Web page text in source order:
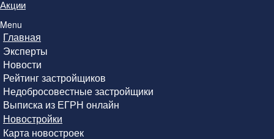
Акции
Menu
Главная
Эксперты
Новости
Рейтинг застройщиков
Недобросовестные застройщики
Выписка из ЕГРН онлайн
Новостройки
Карта новостроек